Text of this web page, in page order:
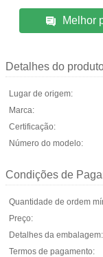
Melhor
Detalhes do
Lugar de origem:
Marca:
Certificação:
Número do modelo:
Condições de
Quantidade de ordem
Preço:
Detalhes da embalagem:
Termos de pagamento: